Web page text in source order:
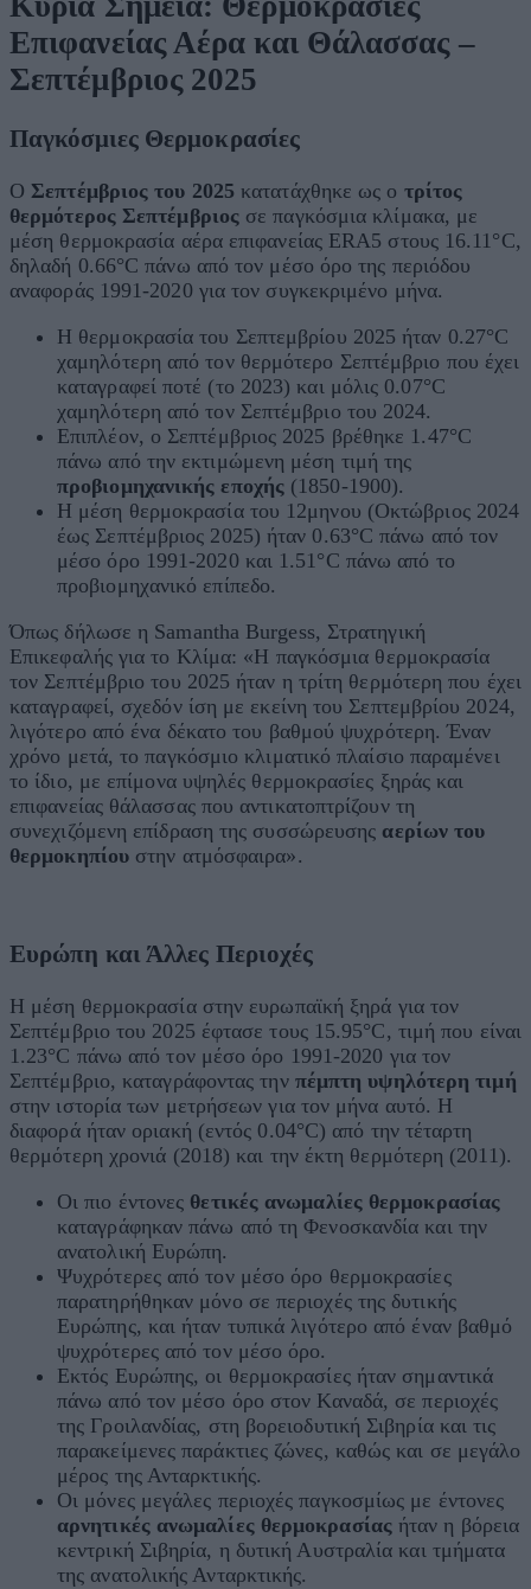
Επιφανείας Αέρα και Θάλασσας –
Σεπτέμβριος 2025
Παγκόσμιες Θερμοκρασίες
ΟΣεπτέμβριος του 2025 κατατάχθηκε ως ο τρίτος
θερμότερος Σεπτέμβριοςσε παγκόσμια κλίμακα, με
μέση θερμοκρασία αέρα επιφανείας ERA5 στους 16.11°C,
δηλαδή 0.66°C πάνω από τον μέσο όρο της περιόδου
αναφοράς 1991-2020 για τον συγκεκριμένο μήνα.
Η θερμοκρασία του Σεπτεμβρίου 2025 ήταν 0.27°C
χαμηλότερη από τον θερμότερο Σεπτέμβριο που έχει
καταγραφεί ποτέ (το 2023) και μόλις 0.07°C
χαμηλότερη από τον Σεπτέμβριο του 2024.
Επιπλέον, ο Σεπτέμβριος 2025 βρέθηκε 1.47°C
πάνω από την εκτιμώμενη μέση τιμή της
προβιομηχανικής εποχής(1850-1900).
Η μέση θερμοκρασία του 12μηνου (Οκτώβριος 2024
έως Σεπτέμβριος 2025) ήταν 0.63°C πάνω από τον
μέσο όρο 1991-2020 και 1.51°C πάνω από το
προβιομηχανικό επίπεδο.
Όπως δήλωσε η Samantha Burgess, Στρατηγική
Επικεφαλής για το Κλίμα: «Η παγκόσμια θερμοκρασία
τον Σεπτέμβριο του 2025 ήταν η τρίτη θερμότερη που έχει
καταγραφεί, σχεδόν ίση με εκείνη του Σεπτεμβρίου 2024,
λιγότερο από ένα δέκατο του βαθμού ψυχρότερη. Έναν
χρόνο μετά, το παγκόσμιο κλιματικό πλαίσιο παραμένει
το ίδιο, με επίμονα υψηλές θερμοκρασίες ξηράς και
επιφανείας θάλασσας που αντικατοπτρίζουν τη
συνεχιζόμενη επίδραση της συσσώρευσης αερίων του
θερμοκηπίου στην ατμόσφαιρα».
Ευρώπη και Άλλες Περιοχές
Η μέση θερμοκρασία στην ευρωπαϊκή ξηρά για τον
Σεπτέμβριο του 2025 έφτασε τους 15.95°C, τιμή που είναι
1.23°C πάνω από τον μέσο όρο 1991-2020 για τον
Σεπτέμβριο, καταγράφοντας την πέμπτη υψηλότερη τιμή
στην ιστορία των μετρήσεων για τον μήνα αυτό. Η
διαφορά ήταν οριακή (εντός 0.04°C) από την τέταρτη
θερμότερη χρονιά (2018) και την έκτη θερμότερη (2011).
Οι πιο έντονες θετικές ανωμαλίες θερμοκρασίας
καταγράφηκαν πάνω από τη Φενοσκανδία και την
ανατολική Ευρώπη.
Ψυχρότερες από τον μέσο όρο θερμοκρασίες
παρατηρήθηκαν μόνο σε περιοχές της δυτικής
Ευρώπης, και ήταν τυπικά λιγότερο από έναν βαθμό
ψυχρότερες από τον μέσο όρο.
Εκτός Ευρώπης, οι θερμοκρασίες ήταν σημαντικά
πάνω από τον μέσο όρο στον Καναδά, σε περιοχές
της Γροιλανδίας, στη βορειοδυτική Σιβηρία και τις
παρακείμενες παράκτιες ζώνες, καθώς και σε μεγάλο
μέρος της Ανταρκτικής.
Οι μόνες μεγάλες περιοχές παγκοσμίως με έντονες
αρνητικές ανωμαλίες θερμοκρασίαςήταν η βόρεια
κεντρική Σιβηρία, η δυτική Αυστραλία και τμήματα
της ανατολικής Ανταρκτικής.